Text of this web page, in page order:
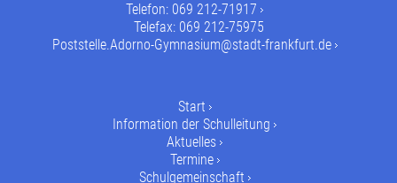
Telefon: 069 212-71917
Telefax: 069 212-75975
Poststelle.Adorno-Gymnasium@stadt-frankfurt.de
Start
Information der Schulleitung
Aktuelles
Termine
Schulgemeinschaft